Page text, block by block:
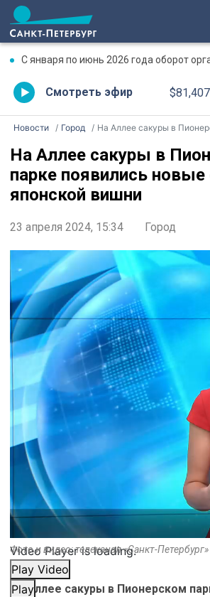
С января по июнь 2026 года оборот организаций Петербурга
Смотреть эфир
Новости Город На Аллее сакуры в Пионерском парке
На Аллее сакуры в
парке появились
японской вишни
23 апреля 2024, 15:34 Город
Video Player is loading.
Play Video
Play
Фото и видео: телеканал «Санкт-Петербург»
На Аллее сакуры в Пионерском